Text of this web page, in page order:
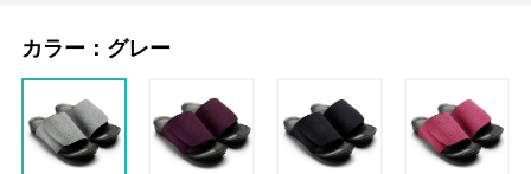
カラー： グレー